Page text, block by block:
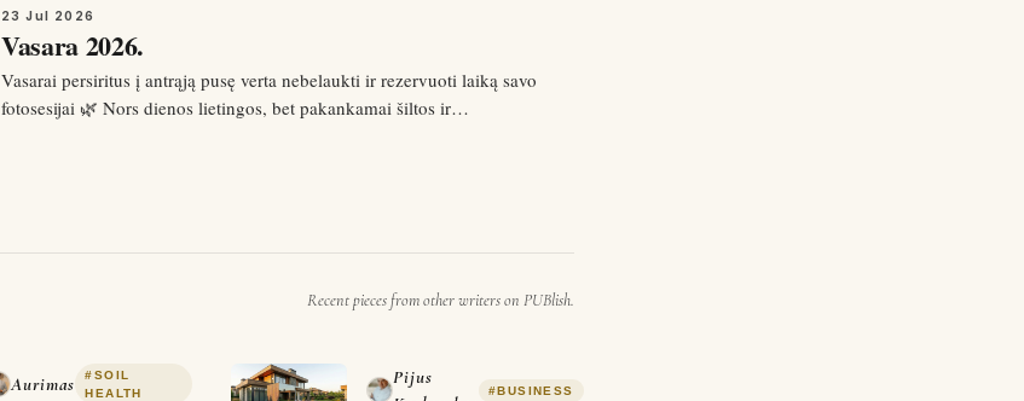
23 Jul 2026
Vasara 2026.
Vasarai persiritus į antrąją pusę verta nebelaukti ir rezervuoti laiką savo
fotosesijai 🌿 Nors dienos lietingos, bet pakankamai šiltos ir
Recent pieces from other writers on PUBlish.
Aurimas #SOIL
HEALTH
Pijus
#BUSINESS